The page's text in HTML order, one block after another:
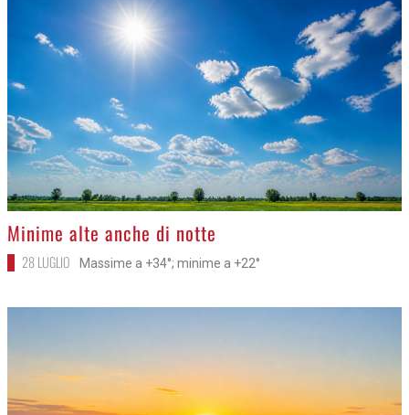
>Minime alte anche di notte
28 LUGLIO Massime a +34°; minime a +22°